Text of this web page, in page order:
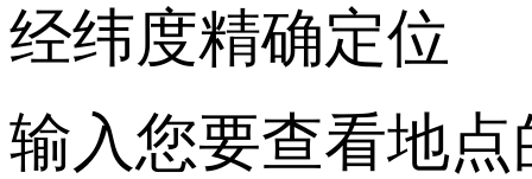
经纬度精确定位
输入您要查看地